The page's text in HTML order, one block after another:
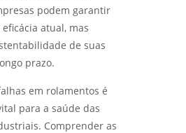
podem garantir
atual, mas
de suas
prazo.
em rolamentos é
para a saúde das
Comprender as